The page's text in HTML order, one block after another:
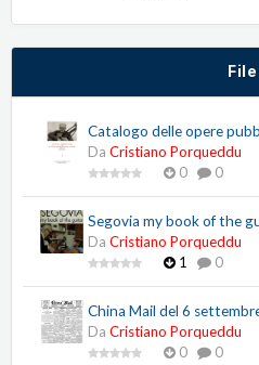
File
Catalogo delle opere
Da Cristiano Porqueddu
0
0
Segovia my book of the
Da Cristiano Porqueddu
1
0
China Mail del 6
Da Cristiano Porqueddu
0
0